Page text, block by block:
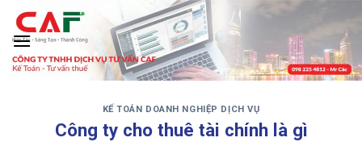
Skip
content
‹ ›
KẾ TOÁN DOANH NGHIỆP DỊCH VỤ
Công ty cho thuê tài chính là gì